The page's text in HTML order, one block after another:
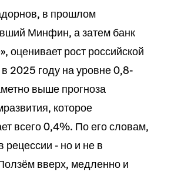
в прошлом
Минфин, а затем банк
оценивает рост российской
2025 году на уровне 0,8-
выше прогноза
которое
всего 0,4%. По его словам,
рецессии - но и не в
вверх, медленно и